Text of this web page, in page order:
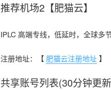
推荐机场2【肥猫云】
IPLC 高端专线，低延时，全球多
注册地址：【 肥猫云注册地址】
共享账号列表(30分钟更